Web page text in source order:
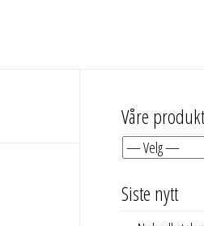
Våre
Siste nytt